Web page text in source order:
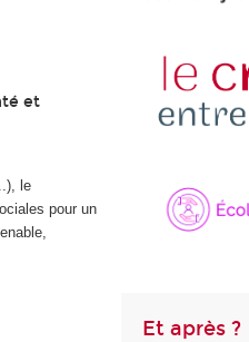
et
le
pour un
Et après ?